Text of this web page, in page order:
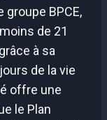
groupe BPCE,
de 21
à sa
de la vie
offre une
le Plan